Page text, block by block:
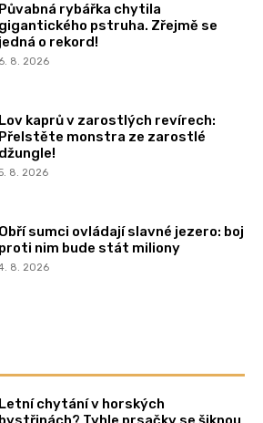
Půvabná rybářka chytila
gigantického pstruha. Zřejmě se
jedná o rekord!
6. 8. 2026
Lov kaprů v zarostlých revírech:
Přelstěte monstra ze zarostlé
džungle!
8. 2026
Obří sumci ovládají slavné jezero: boj
proti nim bude stát miliony
8. 2026
Letní chytání v horských